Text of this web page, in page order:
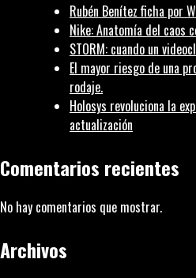
para
descubrir
qué
hay
allá
Rubén Benítez ficha por
Nike: Anatomía del caos
STORM: cuando un
El mayor riesgo de una
rodaje.
Holosys revoluciona la
actualización
Comentarios recientes
No hay comentarios que mostrar.
Archivos